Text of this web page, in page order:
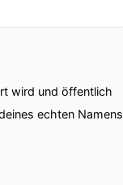
wird und öffentlich
echten Namens